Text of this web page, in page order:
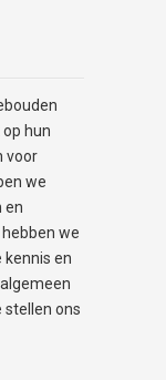
hun
voor
we
en
we
kennis en
stellen ons